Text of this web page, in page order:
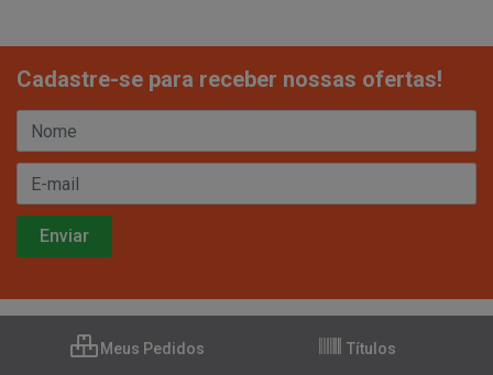
Cadastre-se para receber nossas ofertas!
Meus Pedidos Títulos